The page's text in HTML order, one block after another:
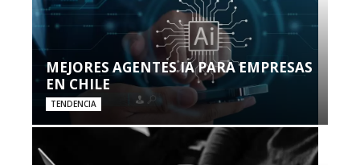
MEJORES AGENTES IA PARA EMPRESAS
EN CHILE
TENDENCIA